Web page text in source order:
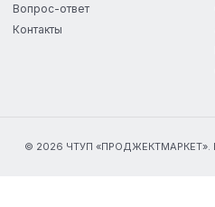
Вопрос-ответ
Контакты
© 2026 ЧТУП «ПРОДЖЕКТМАРКЕТ».